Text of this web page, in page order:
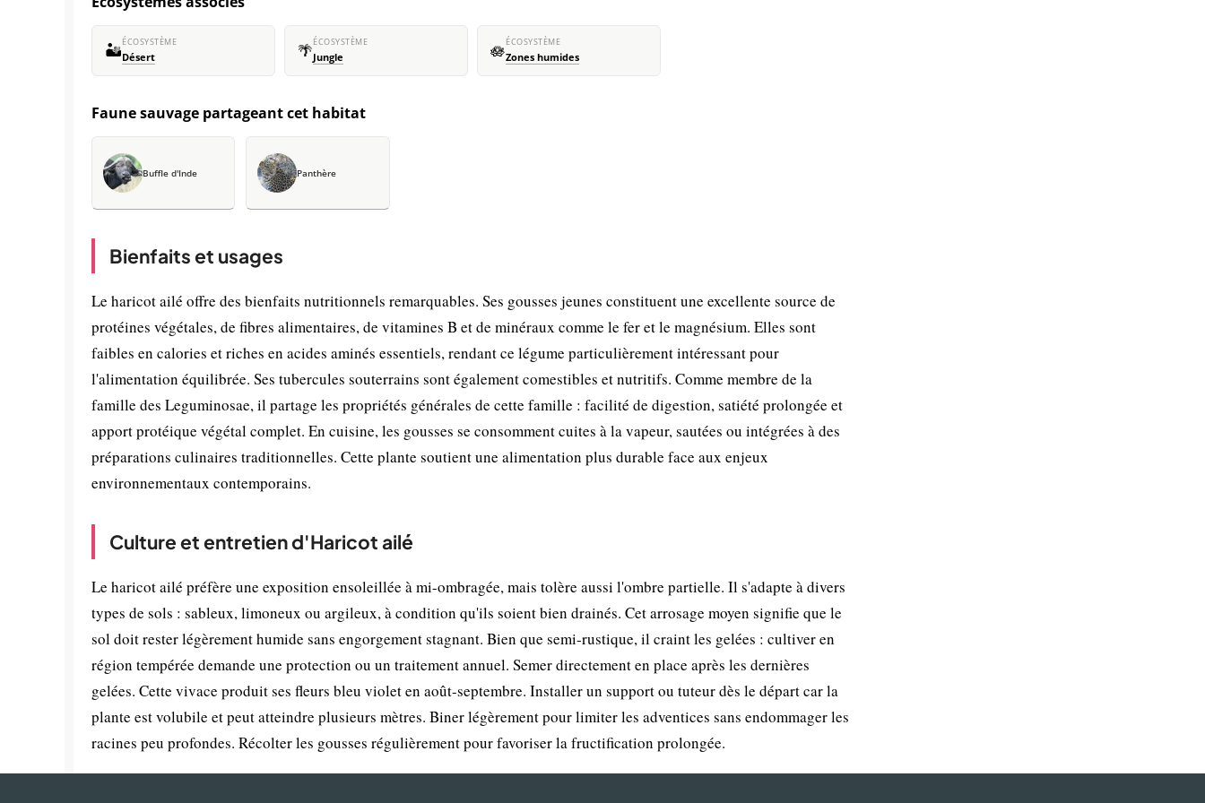
🏜️ÉCOSYSTÈME
Désert 🌴ÉCOSYSTÈME
Jungle 🪷ÉCOSYSTÈME
Zones humides
Faune sauvage partageant cet habitat
Buffle d'Inde Panthère
Bienfaits et usages
Le haricot ailé offre des bienfaits nutritionnels remarquables. Ses gousses jeunes constituent une excellente source de
protéines végétales, de fibres alimentaires, de vitamines B et de minéraux comme le fer et le magnésium. Elles sont
faibles en calories et riches en acides aminés essentiels, rendant ce légume particulièrement intéressant pour
l'alimentation équilibrée. Ses tubercules souterrains sont également comestibles et nutritifs. Comme membre de la
famille des Leguminosae, il partage les propriétés générales de cette famille : facilité de digestion, satiété prolongée et
apport protéique végétal complet. En cuisine, les gousses se consomment cuites à la vapeur, sautées ou intégrées à des
préparations culinaires traditionnelles. Cette plante soutient une alimentation plus durable face aux enjeux
environnementaux contemporains.
Culture et entretien d'Haricot ailé
Le haricot ailé préfère une exposition ensoleillée à mi-ombragée, mais tolère aussi l'ombre partielle. Il s'adapte à divers
types de sols : sableux, limoneux ou argileux, à condition qu'ils soient bien drainés. Cet arrosage moyen signifie que le
sol doit rester légèrement humide sans engorgement stagnant. Bien que semi-rustique, il craint les gelées : cultiver en
région tempérée demande une protection ou un traitement annuel. Semer directement en place après les dernières
gelées. Cette vivace produit ses fleurs bleu violet en août-septembre. Installer un support ou tuteur dès le départ car la
plante est volubile et peut atteindre plusieurs mètres. Biner légèrement pour limiter les adventices sans endommager les
racines peu profondes. Récolter les gousses régulièrement pour favoriser la fructification prolongée.